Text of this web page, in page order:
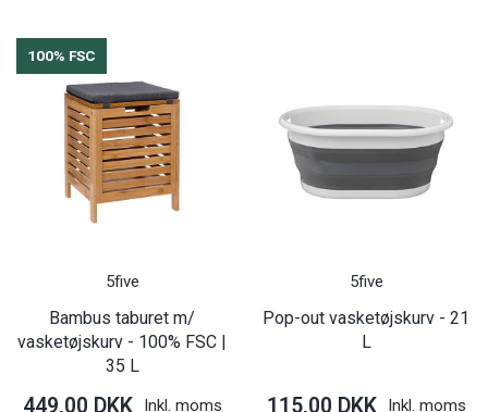
100% FSC
5five
Bambus taburet m/
vasketøjskurv - 100% FSC |
35 L
449,00 DKK Inkl. moms
5five
Pop-out vasketøjskurv - 21
L
115,00 DKK Inkl. moms